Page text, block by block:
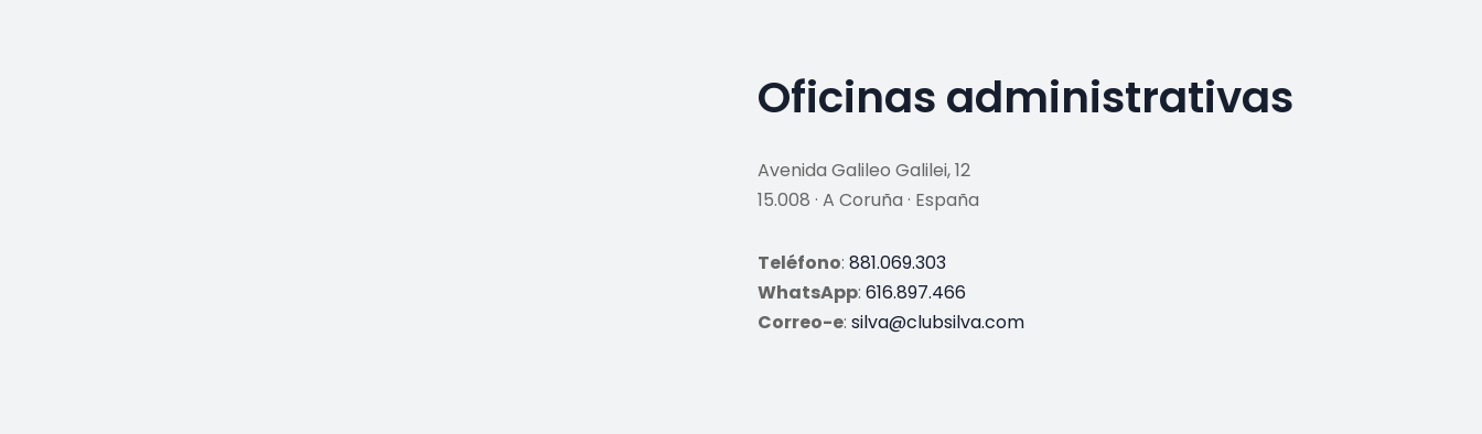
Oficinas administrativas
Avenida Galileo Galilei, 12
15.008 · A Coruña · España
Teléfono: 881.069.303
WhatsApp: 616.897.466
Correo-e: silva@clubsilva.com